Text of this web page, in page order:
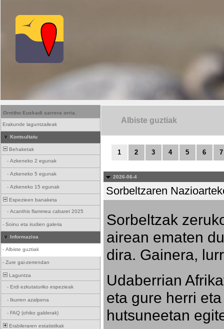
Ornitho Euskadi sarrera orria.
Erakunde laguntzaileak
Kontsultatu
Behaketak
- Azkeneko 2 egunak
- Azkeneko 5 egunak
- Azkeneko 15 egunak
Espezieen banaketa
- Acanthis flammea cabaret 2025
- Soinu eta irudien galeria
Informazioa
- Albiste guztiak
- Zure gai-zerrendan
Laguntza
- Erdi ezkutaturiko espezieak
- Ikurren azalpena
- FAQ (ohiko galderak)
Erabileraren estatistikak
Albiste guztiak
1 2 3 4 5 6 7
2026-06-4
Sorbeltzaren
Sorbeltzak
airean ematen
dira. Gainera,
Udaberrian
eta gure herri
hutsuneetan